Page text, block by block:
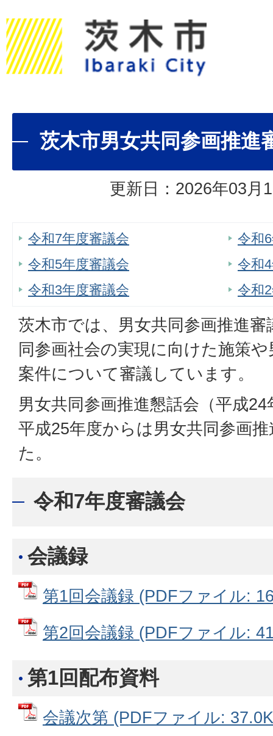
茨木市男女共同参画推進
更新日：2026年03月
令和7年度審議会
令和
令和5年度審議会
令和
令和3年度審議会
令和
茨木市では、男女共同参画推進
同参画社会の実現に向けた施策
案件について審議しています。
男女共同参画推進懇話会（平成
平成25年度からは男女共同参画
た。
令和7年度審議会
会議録
第1回会議録 (PDFファイル:
第2回会議録 (PDFファイル:
第1回配布資料
会議次第 (PDFファイル: